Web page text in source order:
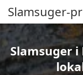
Slamsuger-
Slamsuger